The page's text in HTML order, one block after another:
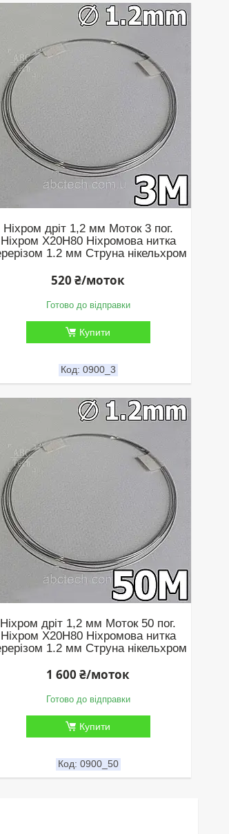
Ніхром дріт 1,2 мм Моток 3 пог.
Ніхром Х20Н80 Ніхромова нитка
1.2 мм Струна нікельхром
520 ₴/моток
Готово до відправки
Купити
0900_3
Ніхром дріт 1,2 мм Моток 50 пог.
Ніхром Х20Н80 Ніхромова нитка
1.2 мм Струна нікельхром
1 600 ₴/моток
Готово до відправки
Купити
0900_50